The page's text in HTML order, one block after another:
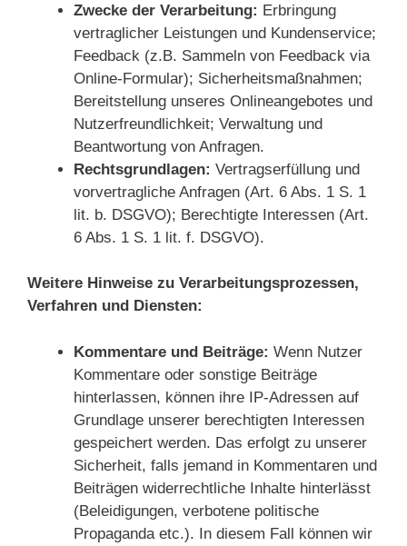
Zwecke der Verarbeitung: Erbringung
vertraglicher Leistungen und Kundenservice;
Feedback (z.B. Sammeln von Feedback via
Online-Formular); Sicherheitsmaßnahmen;
Bereitstellung unseres Onlineangebotes und
Nutzerfreundlichkeit; Verwaltung und
Beantwortung von Anfragen.
Rechtsgrundlagen: Vertragserfüllung und
vorvertragliche Anfragen (Art. 6 Abs. 1 S. 1
lit. b. DSGVO); Berechtigte Interessen (Art.
6 Abs. 1 S. 1 lit. f. DSGVO).
Weitere Hinweise zu Verarbeitungsprozessen,
Verfahren und Diensten:
Kommentare und Beiträge: Wenn Nutzer
Kommentare oder sonstige Beiträge
hinterlassen, können ihre IP-Adressen auf
Grundlage unserer berechtigten Interessen
gespeichert werden. Das erfolgt zu unserer
Sicherheit, falls jemand in Kommentaren und
Beiträgen widerrechtliche Inhalte hinterlässt
(Beleidigungen, verbotene politische
Propaganda etc.). In diesem Fall können wir